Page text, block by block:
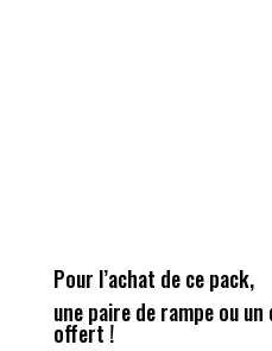
Pour l’achat de ce pack,
une paire de rampe ou
offert !